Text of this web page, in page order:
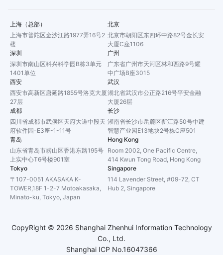
上海（总部）
上海市普陀区金沙江路1977弄16号2
楼
北京
北京市朝阳区东四环中路82号金长安
大厦C座1106
深圳
深圳市南山区科兴科学园B栋3单元
1401单位
广州
广东省广州市天河区林和西路9号耀
中广场B座3015
西安
西安市高新区唐延路1855号洛克大厦
27层
武汉
湖北省武汉市公正路216号平安金融
大厦26层
成都
四川省成都市武侯区天府大道中段天
府软件园-E3座-1-11号
长沙
湖南省长沙市岳麓区靳江路50号中建
智慧产业园E13地块2号栋C座501
青岛
山东省青岛市崂山区香港东路195号
上实中心T6号楼901室
Hong Kong
Room 2002, One Pacific Centre,
414 Kwun Tong Road, Hong Kong
Tokyo
〒107-0051 AKASAKA K-
TOWER,18F 1-2-7 Motoakasaka,
Minato-ku, Tokyo, Japan
Singapore
114 Lavender Street, #09-72, CT
Hub 2, Singapore
Shanghai ICP No.16047366
CopyRight © 2026 Shanghai Zhenhui Information Technology
Co., Ltd.